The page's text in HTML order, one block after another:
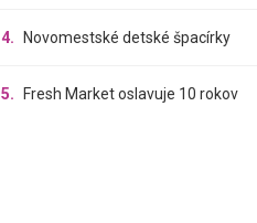
4. Novomestské detské špacírky
5. Fresh Market oslavuje 10 rokov